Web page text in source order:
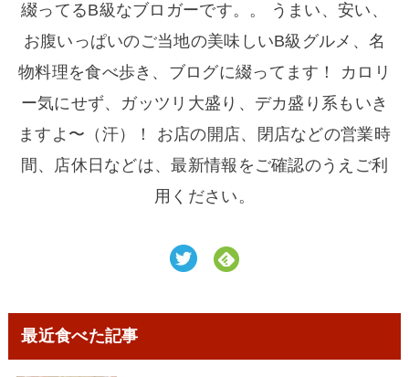
綴ってるB級なブロガーです。。 うまい、安い、
お腹いっぱいのご当地の美味しいB級グルメ、名
物料理を食べ歩き、ブログに綴ってます！ カロリ
ー気にせず、ガッツリ大盛り、デカ盛り系もいき
ますよ〜（汗）！ お店の開店、閉店などの営業時
間、店休日などは、最新情報をご確認のうえご利
用ください。
最近食べた記事